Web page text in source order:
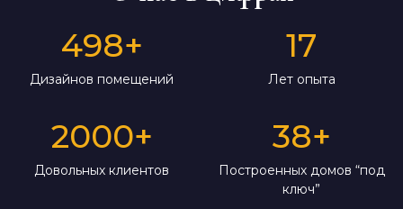
498+
Дизайнов помещений
17
Лет опыта
2000+
Довольных клиентов
38+
Построенных домов “под
ключ”